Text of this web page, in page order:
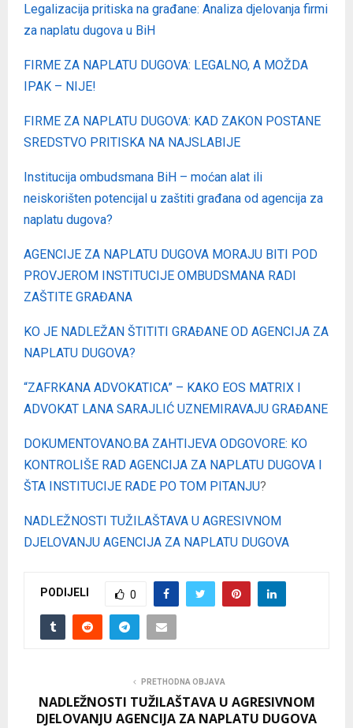
Legalizacija pritiska na građane: Analiza djelovanja firmi
za naplatu dugova u BiH
FIRME ZA NAPLATU DUGOVA: LEGALNO, A MOŽDA
IPAK – NIJE!
FIRME ZA NAPLATU DUGOVA: KAD ZAKON POSTANE
SREDSTVO PRITISKA NA NAJSLABIJE
Institucija ombudsmana BiH – moćan alat ili
neiskorišten potencijal u zaštiti građana od agencija za
naplatu dugova?
AGENCIJE ZA NAPLATU DUGOVA MORAJU BITI POD
PROVJEROM INSTITUCIJE OMBUDSMANA RADI
ZAŠTITE GRAĐANA
KO JE NADLEŽAN ŠTITITI GRAĐANE OD AGENCIJA ZA
NAPLATU DUGOVA?
“ZAFRKANA ADVOKATICA” – KAKO EOS MATRIX I
ADVOKAT LANA SARAJLIĆ UZNEMIRAVAJU GRAĐANE
DOKUMENTOVANO.BA ZAHTIJEVA ODGOVORE: KO
KONTROLIŠE RAD AGENCIJA ZA NAPLATU DUGOVA I
ŠTA INSTITUCIJE RADE PO TOM PITANJU?
NADLEŽNOSTI TUŽILAŠTAVA U AGRESIVNOM
DJELOVANJU AGENCIJA ZA NAPLATU DUGOVA
PODIJELI 0
PRETHODNA OBJAVA
NADLEŽNOSTI TUŽILAŠTAVA U AGRESIVNOM
DJELOVANJU AGENCIJA ZA NAPLATU DUGOVA